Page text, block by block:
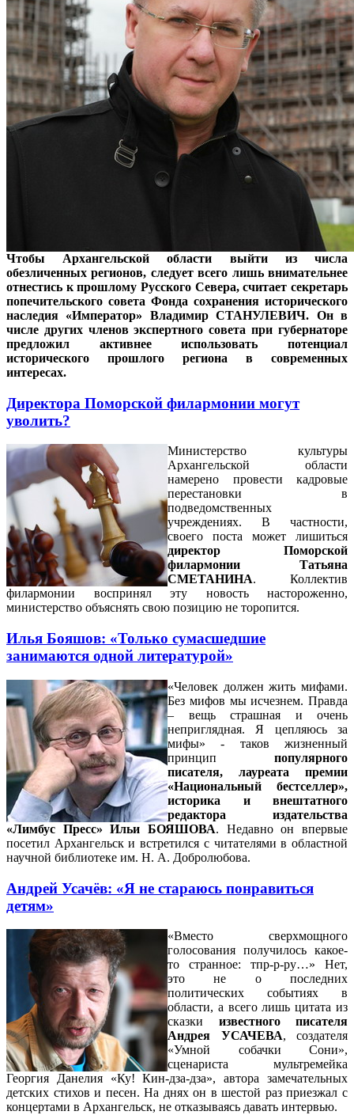
Чтобы Архангельской области выйти из числа
обезличенных регионов, следует всего лишь внимательнее
отнестись к прошлому Русского Севера, считает секретарь
попечительского совета Фонда сохранения исторического
наследия «Император» Владимир СТАНУЛЕВИЧ. Он в
числе других членов экспертного совета при губернаторе
предложил активнее использовать потенциал
исторического прошлого региона в современных
интересах.
Директора Поморской филармонии могут
уволить?
Министерство культуры
Архангельской области
намерено провести кадровые
перестановки в
подведомственных
учреждениях. В частности,
своего поста может лишиться
директор Поморской
филармонии Татьяна
СМЕТАНИНА. Коллектив
филармонии воспринял эту новость настороженно,
министерство объяснять свою позицию не торопится.
Илья Бояшов: «Только сумасшедшие
занимаются одной литературой»
«Человек должен жить мифами.
Без мифов мы исчезнем. Правда
– вещь страшная и очень
неприглядная. Я цепляюсь за
мифы» - таков жизненный
принцип популярного
писателя, лауреата премии
«Национальный бестселлер»,
историка и внештатного
редактора издательства
«Лимбус Пресс» Ильи БОЯШОВА. Недавно он впервые
посетил Архангельск и встретился с читателями в областной
научной библиотеке им. Н. А. Добролюбова.
Андрей Усачёв: «Я не стараюсь понравиться
детям»
«Вместо сверхмощного
голосования получилось какое-
то странное: тпр-р-ру…» Нет,
это не о последних
политических событиях в
области, а всего лишь цитата из
сказки известного писателя
Андрея УСАЧЕВА, создателя
«Умной собачки Сони»,
сценариста мультремейка
Георгия Данелия «Ку! Кин-дза-дза», автора замечательных
детских стихов и песен. На днях он в шестой раз приезжал с
концертами в Архангельск, не отказываясь давать интервью.